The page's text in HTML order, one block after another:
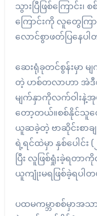
သွားပြီဖြစ်ကြောင်း၊
ကြောင်းကို လူတွေကြ
လောင်စွာဖတ်ပြနေပ
ဆေးရုံခုတင်စွန်းမှာ
တဲ့ ဟစ်တလာဟာ အဲဒီစက
မျက်နှာကိုလက်ဝါးနဲ့အု
တော့တယ်။စစ်နိုင်သူ
ယူဆခဲ့တဲ့ ဗာဆိုင်းစာချု
ရဲ့ရင်ထဲမှာ နှစ်ပေါင်း
ပြီး လူဖြစ်ရှုံးခဲ့ရတ
ယူကျုံးမရဖြစ်ခဲ့ရပါ
ပထမကမ္ဘာစစ်မှာအသ